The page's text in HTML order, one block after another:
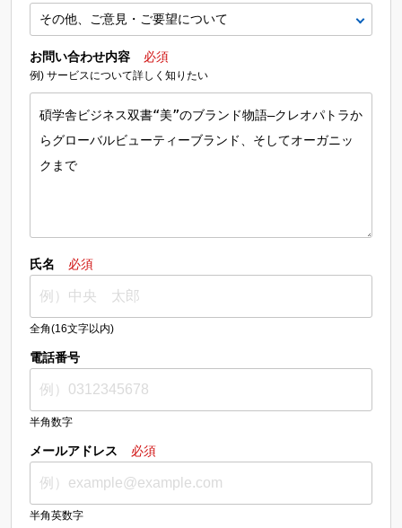
お問い合わせ内容 必須
例) サービスについて詳しく知りたい
氏名 必須
全角(16文字以内)
電話番号
半角数字
メールアドレス 必須
半角英数字